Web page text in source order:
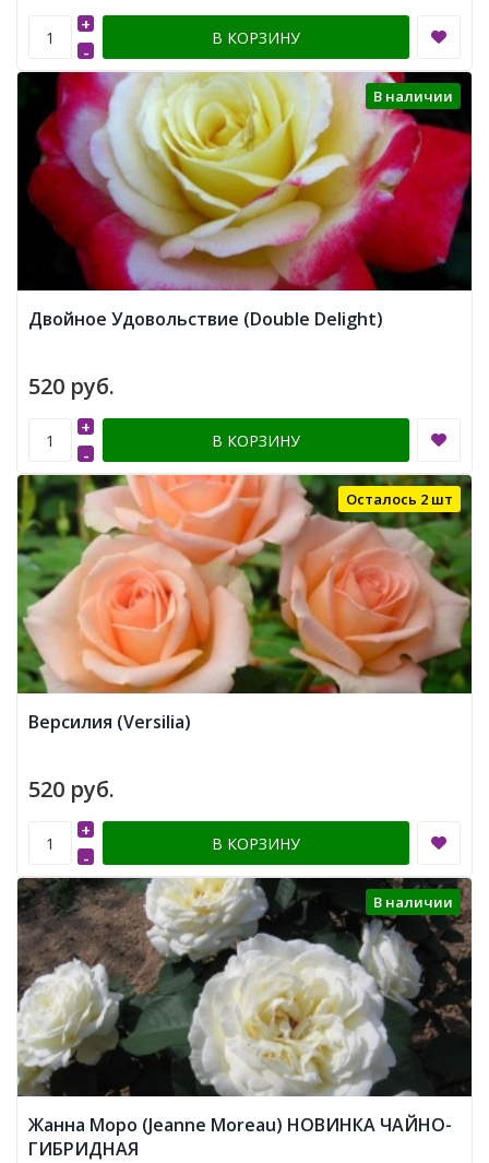
-
+
В КОРЗИНУ
В наличии
Двойное Удовольствие (Double Delight)
520 руб.
-
+
В КОРЗИНУ
Осталось 2 шт
Версилия (Versilia)
520 руб.
-
+
В КОРЗИНУ
В наличии
Жанна Моро (Jeanne Moreau) НОВИНКА ЧАЙНО-
ГИБРИДНАЯ